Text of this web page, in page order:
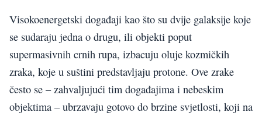
Visokoenergetski događaji kao što su dvije galaksije koje
se sudaraju jedna o drugu, ili objekti poput
supermasivnih crnih rupa, izbacuju oluje kozmičkih
zraka, koje u suštini predstavljaju protone. Ove zrake
često se – zahvaljujući tim događajima i nebeskim
objektima – ubrzavaju gotovo do brzine svjetlosti, koji na